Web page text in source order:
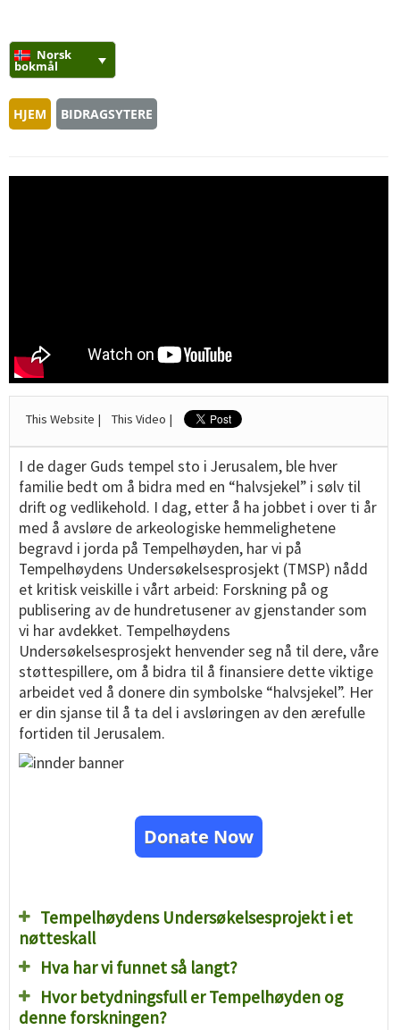
Norsk
bokmål
HJEM BIDRAGSYTERE
This Website | This Video |
I de dager Guds tempel sto i Jerusalem, ble hver
familie bedt om å bidra med en “halvsjekel” i sølv til
drift og vedlikehold. I dag, etter å ha jobbet i over ti år
med å avsløre de arkeologiske hemmelighetene
begravd i jorda på Tempelhøyden, har vi på
Tempelhøydens Undersøkelsesprosjekt (TMSP) nådd
et kritisk veiskille i vårt arbeid: Forskning på og
publisering av de hundretusener av gjenstander som
vi har avdekket. Tempelhøydens
Undersøkelsesprosjekt henvender seg nå til dere, våre
støttespillere, om å bidra til å finansiere dette viktige
arbeidet ved å donere din symbolske “halvsjekel”. Her
er din sjanse til å ta del i avsløringen av den ærefulle
fortiden til Jerusalem.
Donate Now
Tempelhøydens Undersøkelsesprojekt i et
nøtteskall
Hva har vi funnet så langt?
Hvor betydningsfull er Tempelhøyden og
denne forskningen?